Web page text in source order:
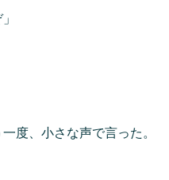
度、小さな声で言った。